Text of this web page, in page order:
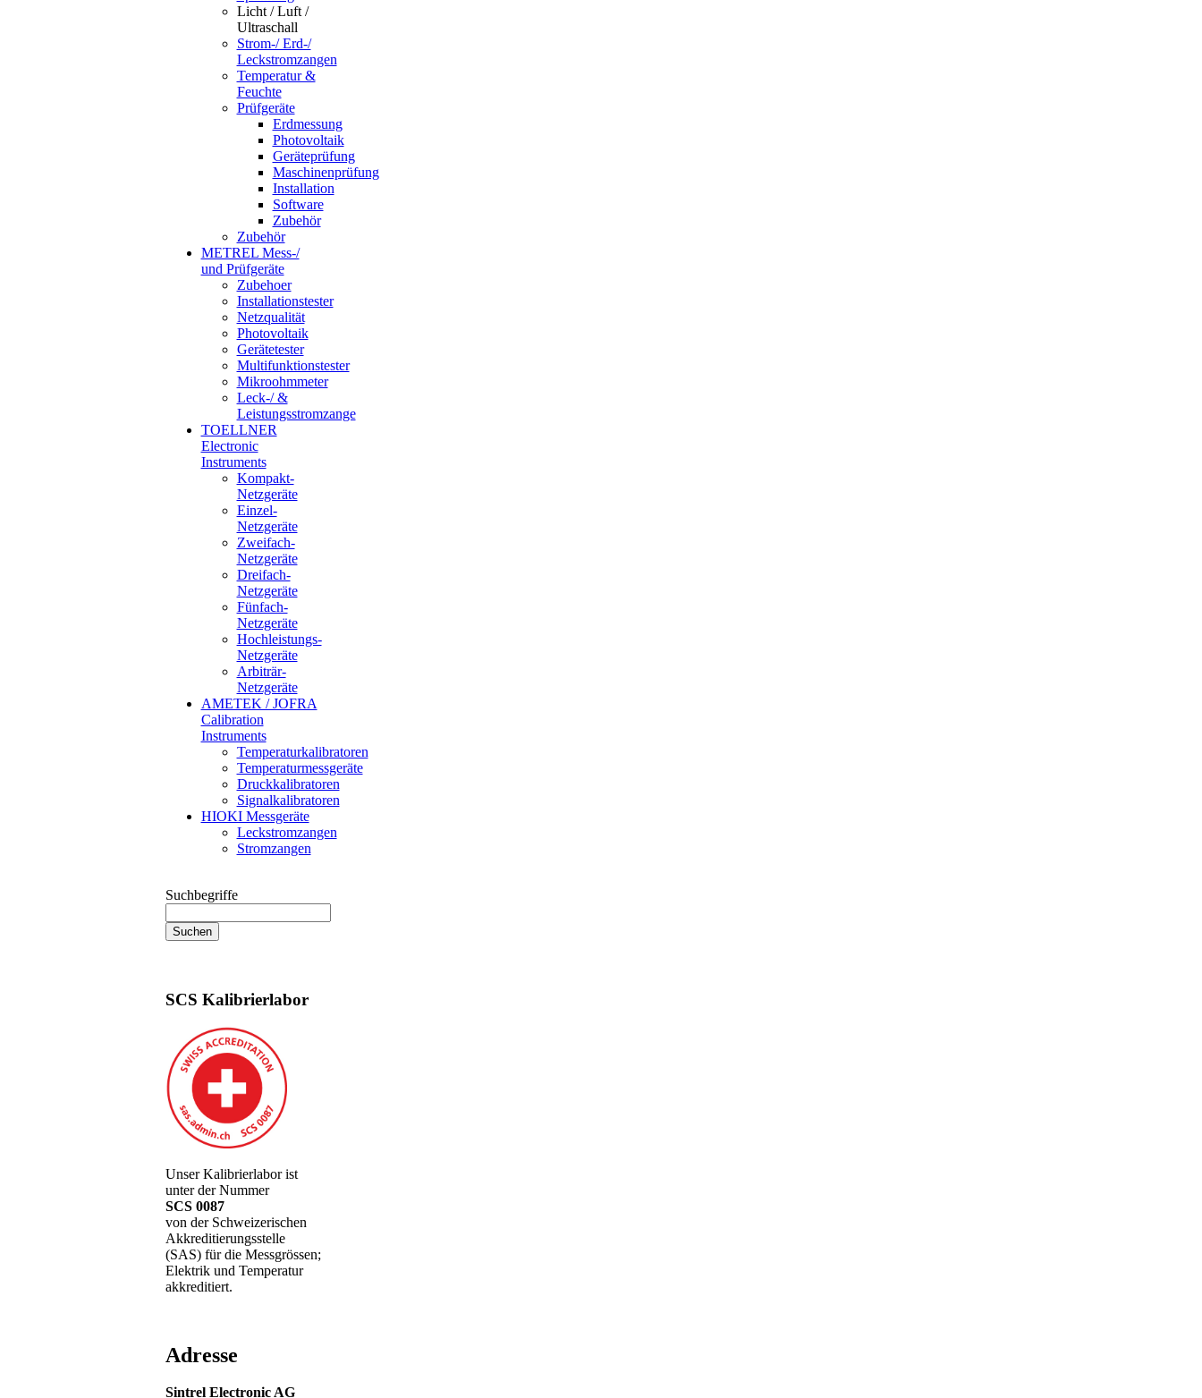
Licht / Luft /
Ultraschall
Strom-/ Erd-/
Leckstromzangen
Temperatur &
Feuchte
Prüfgeräte
Erdmessung
Photovoltaik
Geräteprüfung
Maschinenprüfung
Installation
Software
Zubehör
Zubehör
METREL Mess-/
und Prüfgeräte
Zubehoer
Installationstester
Netzqualität
Photovoltaik
Gerätetester
Multifunktionstester
Mikroohmmeter
Leck-/ &
Leistungsstromzange
TOELLNER
Electronic
Instruments
Kompakt-
Netzgeräte
Einzel-
Netzgeräte
Zweifach-
Netzgeräte
Dreifach-
Netzgeräte
Fünfach-
Netzgeräte
Hochleistungs-
Netzgeräte
Arbiträr-
Netzgeräte
AMETEK / JOFRA
Calibration
Instruments
Temperaturkalibratoren
Temperaturmessgeräte
Druckkalibratoren
Signalkalibratoren
HIOKI Messgeräte
Leckstromzangen
Stromzangen
Suchbegriffe
SCS Kalibrierlabor
Unser Kalibrierlabor ist
unter der Nummer
SCS 0087
von der Schweizerischen
Akkreditierungsstelle
(SAS) für die Messgrössen;
Elektrik und Temperatur
akkreditiert.
Adresse
Sintrel Electronic AG